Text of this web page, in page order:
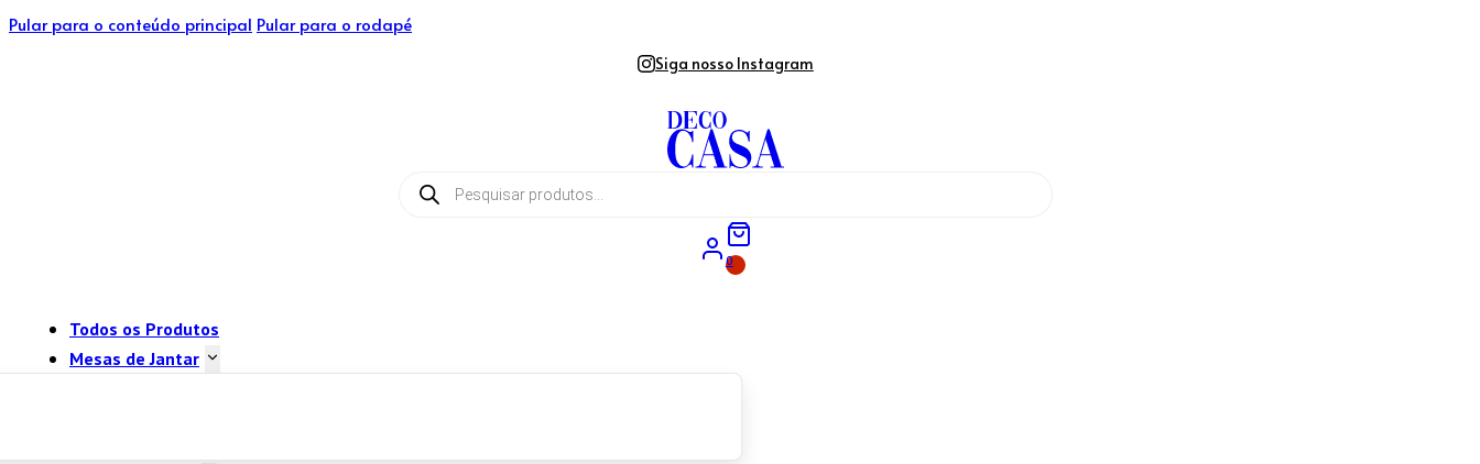
Pular para o conteúdo principal Pular para o rodapé
Siga nosso Instagram
Pesquisar
produtos
0
Todos os Produtos
Mesas de Jantar